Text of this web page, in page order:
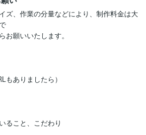
ズ、作業の分量などにより、制作料金は大
お願いいたします。
もありましたら）
ること、こだわり